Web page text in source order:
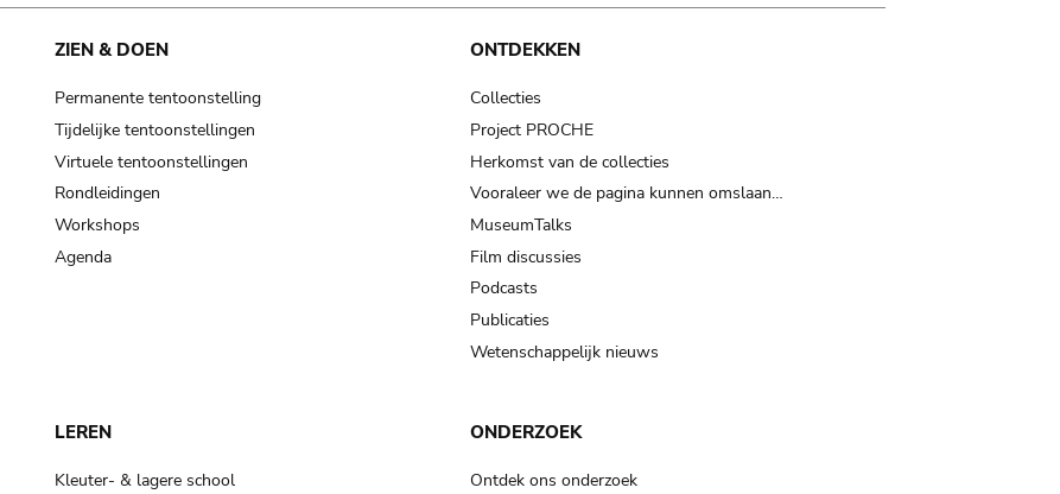
ZIEN & DOEN
Permanente tentoonstelling
Tijdelijke tentoonstellingen
Virtuele tentoonstellingen
Rondleidingen
Workshops
Agenda
ONTDEKKEN
Collecties
Project PROCHE
Herkomst van de collecties
Vooraleer we de pagina kunnen omslaan…
MuseumTalks
Film discussies
Podcasts
Publicaties
Wetenschappelijk nieuws
LEREN
Kleuter- & lagere school
ONDERZOEK
Ontdek ons onderzoek